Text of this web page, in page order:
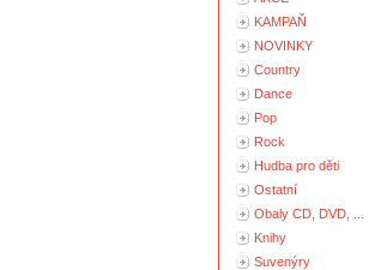
KAMPAŇ
NOVINKY
Country
Dance
Pop
Rock
Hudba pro děti
Ostatní
Obaly CD, DVD, ...
Knihy
Suvenýry